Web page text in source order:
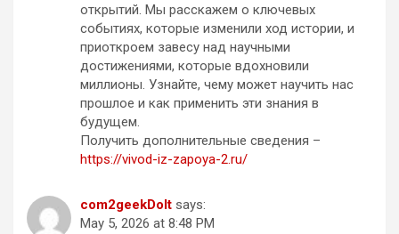
открытий. Мы расскажем о ключевых
событиях, которые изменили ход истории, и
приоткроем завесу над научными
достижениями, которые вдохновили
миллионы. Узнайте, чему может научить нас
прошлое и как применить эти знания в
будущем.
Получить дополнительные сведения –
https://vivod-iz-zapoya-2.ru/
com2geekDoIt says:
May 5, 2026 at 8:48 PM